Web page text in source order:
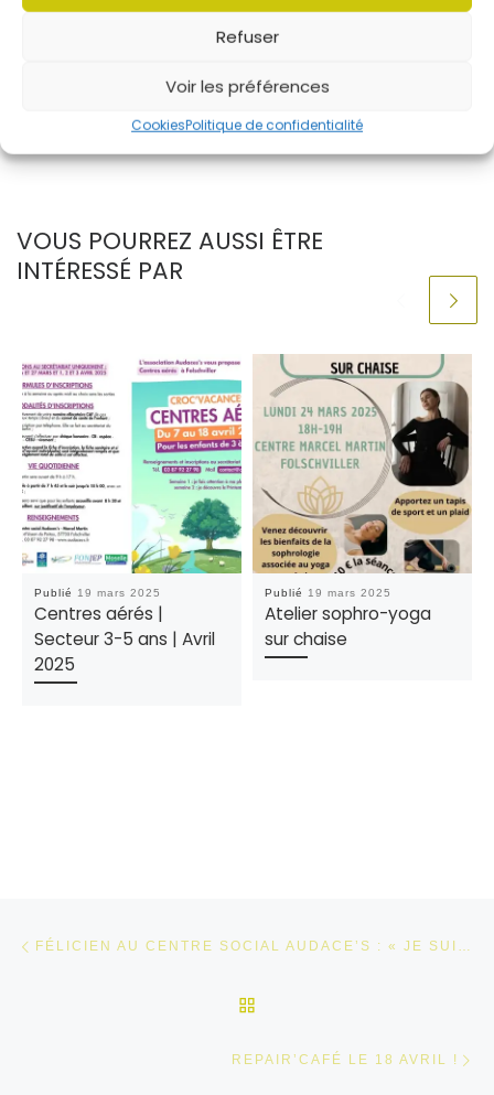
Refuser
Voir les préférences
CookiesPolitique de confidentialité
VOUS POURREZ AUSSI ÊTRE
INTÉRESSÉ PAR
Publié 19 mars 2025
Centres aérés |
Secteur 3-5 ans | Avril
2025
Publié 19 mars 2025
Atelier sophro-yoga
sur chaise
Parcourir les articles
FÉLICIEN AU CENTRE SOCIAL AUDACE’S : « JE SUIS LÀ POUR DÉBLOQUER LA PAROLE »
REPAIR’CAFÉ LE 18 AVRIL !